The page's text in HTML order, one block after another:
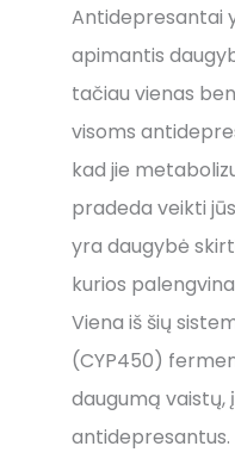
Antidepresantai
apimantis
tačiau vienas
visoms
kad jie
pradeda veikti
yra daugybė
kurios
Viena iš šių
(CYP450)
daugumą vaistų,
antidepresantus.